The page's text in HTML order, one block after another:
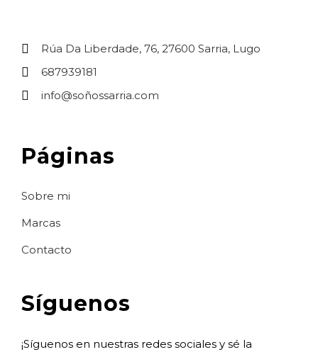
Rúa Da Liberdade, 76, 27600 Sarria, Lugo
687939181
info@soñossarria.com
Páginas
Sobre mi
Marcas
Contacto
Síguenos
¡Síguenos en nuestras redes sociales y sé la